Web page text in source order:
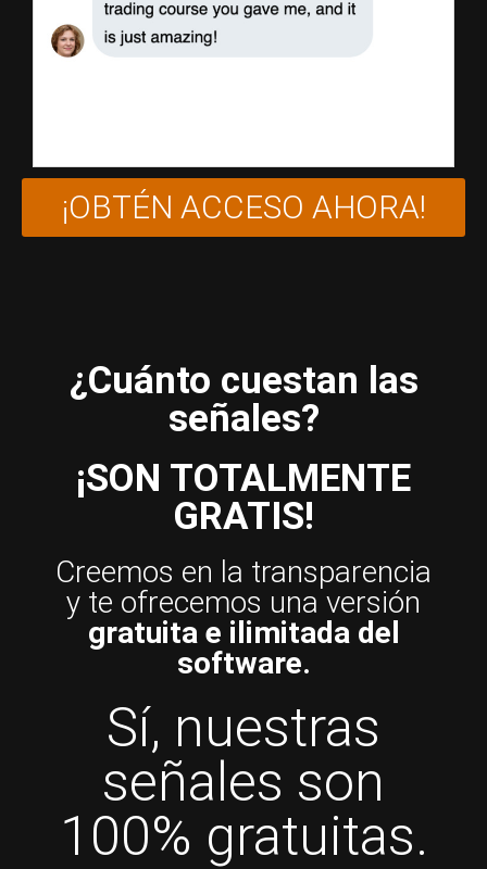
¡OBTÉN ACCESO AHORA!
¿Cuánto cuestan las
señales?
¡SON TOTALMENTE
GRATIS!
Creemos en la transparencia
y te ofrecemos una versión
gratuita e ilimitada del
software.
Sí, nuestras
señales son
100% gratuitas.